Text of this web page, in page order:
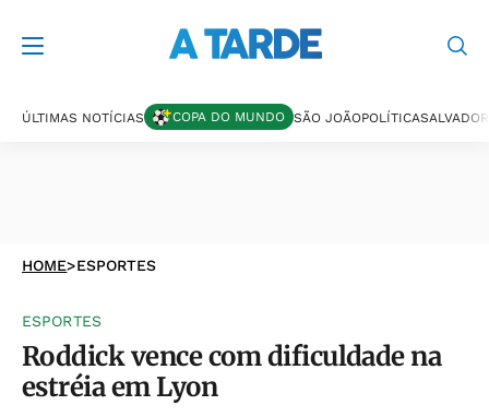
ÚLTIMAS NOTÍCIAS COPA DO MUNDO SÃO JOÃOPOLÍTICASALVADOR
HOME>ESPORTES
ESPORTES
Roddick vence com dificuldade na
estréia em Lyon